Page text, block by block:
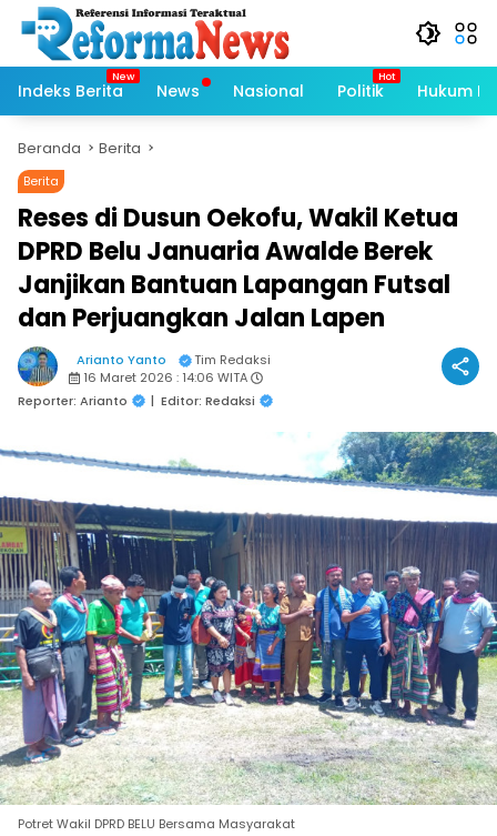
Langsung
konten
Indeks Berita
News Nasional Politik Hukum
Beranda Berita
Berita
Reses di Dusun Oekofu, Wakil Ketua
DPRD Belu Januaria Awalde Berek
Janjikan Bantuan Lapangan Futsal
dan Perjuangkan Jalan Lapen
Arianto Yanto
Tim Redaksi
16 Maret 2026 : 14:06 WITA
Reporter: Arianto
| Editor: Redaksi
Potret Wakil DPRD BELU Bersama Masyarakat